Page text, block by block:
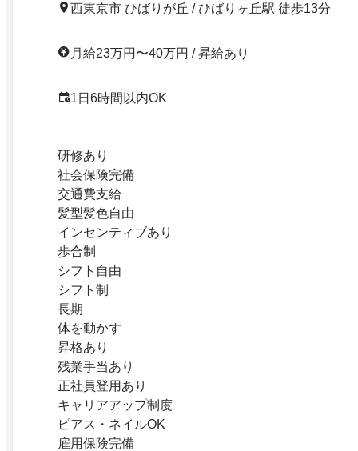
西東京市 ひばりが丘 / ひばりヶ丘駅 徒歩13分
月給23万円〜40万円 / 昇給あり
1日6時間以内OK
研修あり
社会保険完備
交通費支給
髪型髪色自由
インセンティブあり
歩合制
シフト自由
シフト制
長期
体を動かす
昇格あり
残業手当あり
正社員登用あり
キャリアアップ制度
ピアス・ネイルOK
雇用保険完備